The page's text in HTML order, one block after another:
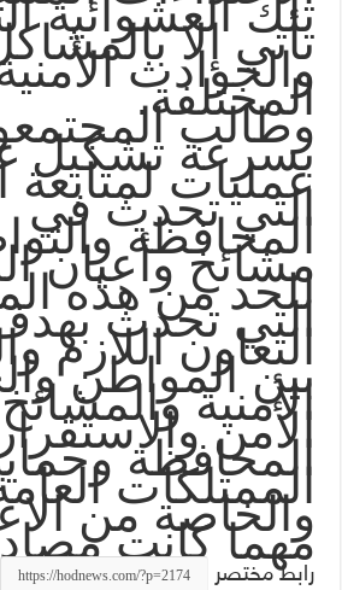
تلك العشوائية
تأتي إلا
والحوادث
المختلفة. وطالب
بسرعة تشكيل
عمليات
التي تحدث في
المحافظة
مشائخ وأعيان
للحد من هذه
التي تحدث
التعاون اللازم
بين المواطن
الأمنية
الأمن
المحافظة
الممتلكات
والخاصة من
مهما كانت
رابط مختصر